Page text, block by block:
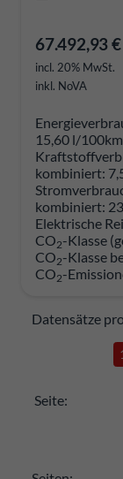
67.492,93 €
incl. 20% MwSt.
inkl. NoVA
15,60 l/
kombiniert:
kombiniert:
Elektrische
CO2-Klasse
CO2-Klasse
CO2-
Datensätze
Seite: